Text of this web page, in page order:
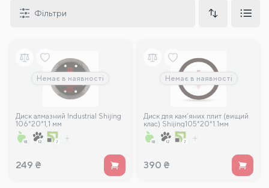
Фільтри
Немає в наявності
Диск алмазний Industrial Shijing
106*20*1,1 мм
249 ₴
Немає в наявності
Диск для кам’яних плит (вищий
клас) Shijing105*20*1.1мм
390 ₴